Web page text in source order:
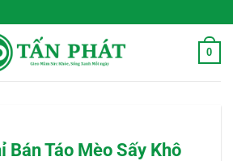
0
Bán Táo Mèo Sấy Khô